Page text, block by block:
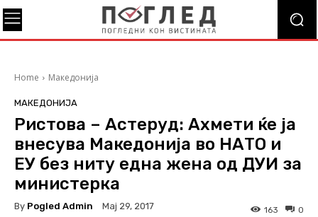
Home Македонија
МАКЕДОНИЈА
Ристова – Астеруд: Ахмети ќе ја
внесува Македонија во НАТО и
ЕУ без ниту една жена од ДУИ за
министерка
By Pogled Admin Мај 29, 2017 0
163